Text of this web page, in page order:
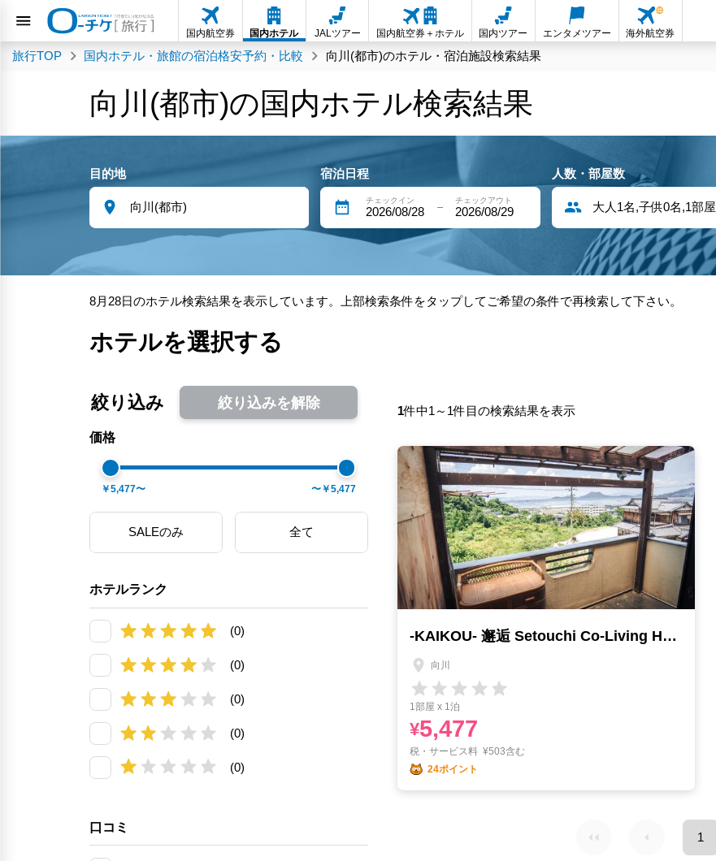
国内航空券 国内ホテル JALツアー 国内航空券＋ホテル 国内ツアー エンタメツアー 海外航空券
旅行TOP 国内ホテル・旅館の宿泊格安予約・比較 向川(都市)のホテル・宿泊施設検索結果
向川(都市)の国内ホテル検索結果
目的地 宿泊日程
チェックイン
2026/08/28
チェックアウト
2026/08/29
人数・部屋数
大人1名,子供0名,1部屋
8月28日のホテル検索結果を表示しています。上部検索条件をタップしてご希望の条件で再検索して下さい。
ホテルを選択する
絞り込み 絞り込みを解除
価格
￥5,477〜 〜￥5,477
SALEのみ 全て
ホテルランク
(0)
(0)
(0)
(0)
(0)
口コミ
1件中1～1件目の検索結果を表示
-KAIKOU- 邂逅 Setouchi Co-Living House ゲストハウス
向川
1部屋 x 1泊
¥5,477
税・サービス料 ¥503含む
24ポイント
1